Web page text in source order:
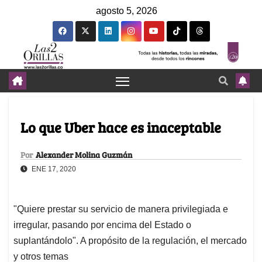
agosto 5, 2026
Lo que Uber hace es inaceptable
Por Alexander Molina Guzmán
ENE 17, 2020
"Quiere prestar su servicio de manera privilegiada e
irregular, pasando por encima del Estado o
suplantándolo". A propósito de la regulación, el mercado
y otros temas